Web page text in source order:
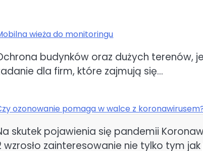
wieża do monitoringu
budynków oraz dużych terenów,
dla firm, które zajmują się…
ozonowanie pomaga w walce z
skutek pojawienia się pandemii
wzrosło zainteresowanie nie tylko tym